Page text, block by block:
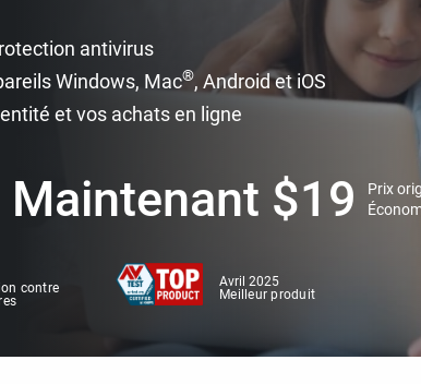
antivirus
Windows, Mac®, Android et iOS
et vos achats en ligne
Maintenant $19 Prix
contre
Avril 2025
Meilleur produit